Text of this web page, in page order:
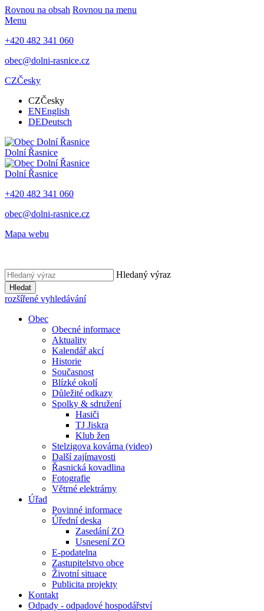
Rovnou na obsah Rovnou na menu
Menu
+420 482 341 060
obec@dolni-rasnice.cz
CZČesky
CZČesky
ENEnglish
DEDeutsch
Dolní Řasnice
Dolní Řasnice
+420 482 341 060
obec@dolni-rasnice.cz
Mapa webu
Hledaný výraz
Hledat
rozšířené vyhledávání
Obec
Obecné informace
Aktuality
Kalendář akcí
Historie
Současnost
Blízké okolí
Důležité odkazy
Spolky & sdružení
Hasiči
TJ Jiskra
Klub žen
Stelzigova kovárna (video)
Další zajímavosti
Řasnická kovadlina
Fotografie
Větrné elektrárny
Úřad
Povinné informace
Úřední deska
Zasedání ZO
Usnesení ZO
E-podatelna
Zastupitelstvo obce
Životní situace
Publicita projekty
Kontakt
Odpady - odpadové hospodářství